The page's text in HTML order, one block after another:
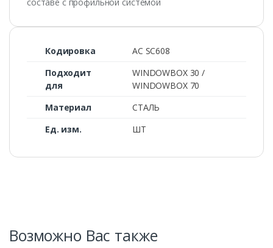
Кодировка
AC SC608
Подходит
для
WINDOWBOX 30 /
WINDOWBOX 70
Материал
СТАЛЬ
Ед. изм.
ШТ
Возможно Вас также